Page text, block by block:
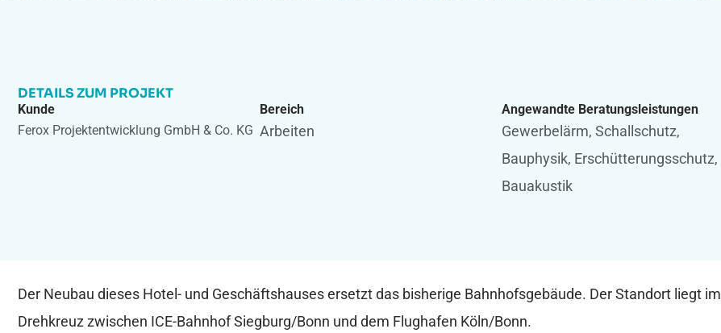
DETAILS ZUM PROJEKT
Kunde
Ferox Projektentwicklung GmbH & Co. KG
Bereich
Arbeiten
Angewandte Beratungsleistungen
Gewerbelärm, Schallschutz,
Bauphysik, Erschütterungsschutz,
Bauakustik
Der Neubau dieses Hotel- und Geschäftshauses ersetzt das bisherige Bahnhofsgebäude. Der Standort liegt im
Drehkreuz zwischen ICE-Bahnhof Siegburg/Bonn und dem Flughafen Köln/Bonn.